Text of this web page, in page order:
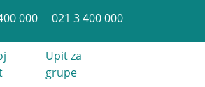
000 021 3 400 000
Upit za
grupe